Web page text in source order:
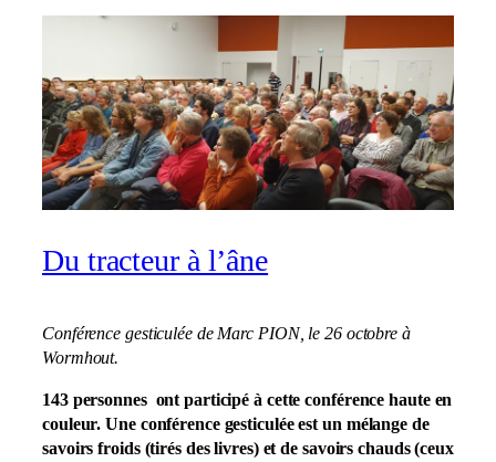
Du tracteur à l’âne
Conférence gesticulée de Marc PION, le 26 octobre à
Wormhout.
143 personnes ont participé à cette conférence haute en
couleur. Une conférence gesticulée est un mélange de
savoirs froids (tirés des livres) et de savoirs chauds (ceux